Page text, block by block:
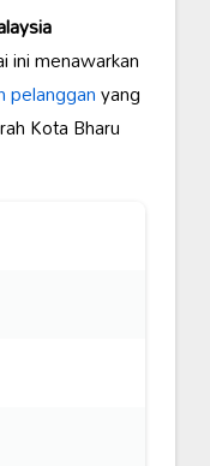
ini menawarkan
pelangganyang
Kota Bharu